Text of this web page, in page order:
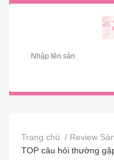
Trang chủ / Review
TOP câu hỏi thường